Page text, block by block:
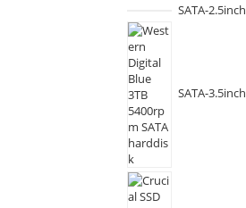
SATA-2.5inch
SATA-3.5inch